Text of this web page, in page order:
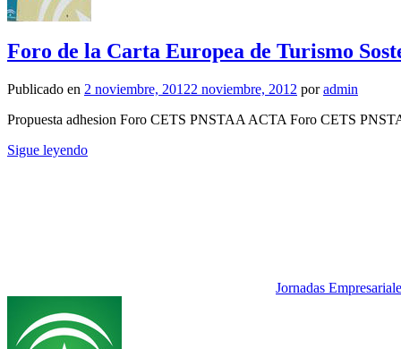
Foro de la Carta Europea de Turismo
Publicado en 2 noviembre, 20122 noviembre, 2012 poradmin
Propuesta adhesion Foro CETS PNSTAA ACTA Foro CETS
Sigue leyendo
Jornadas